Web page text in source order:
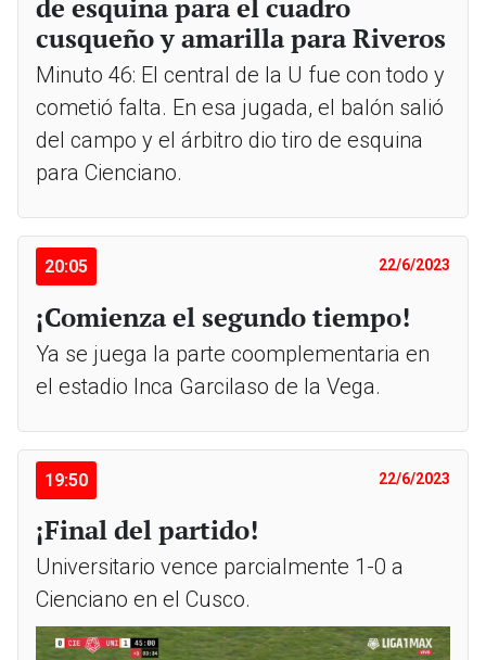
de esquina para el cuadro
cusqueño y amarilla para Riveros
Minuto 46: El central de la U fue con todo y
cometió falta. En esa jugada, el balón salió
del campo y el árbitro dio tiro de esquina
para Cienciano.
20:05 22/6/2023
¡Comienza el segundo tiempo!
Ya se juega la parte coomplementaria en
el estadio Inca Garcilaso de la Vega.
19:50 22/6/2023
¡Final del partido!
Universitario vence parcialmente 1-0 a
Cienciano en el Cusco.